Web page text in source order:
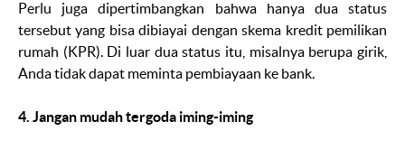
Perlu juga dipertimbangkan bahwa hanya dua status
tersebut yang bisa dibiayai dengan skema kredit pemilikan
rumah (KPR). Di luar dua status itu, misalnya berupa girik,
Anda tidak dapat meminta pembiayaan ke bank.
4. Jangan mudah tergoda iming-iming